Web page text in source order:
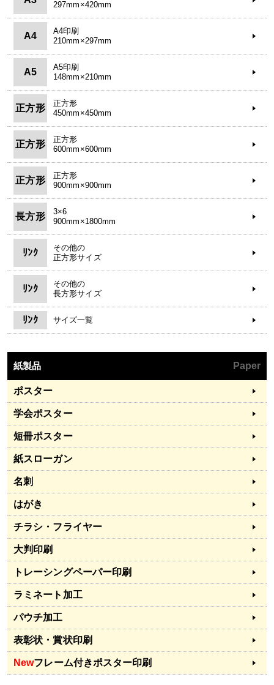
297mm×420mm
A4
A4印刷
210mm×297mm
A5
A5印刷
148mm×210mm
正方形
正方形
450mm×450mm
正方形
正方形
600mm×600mm
正方形
正方形
900mm×900mm
長方形
3×6
900mm×1800mm
ﾘﾝｸ
その他の
正方形サイズ
ﾘﾝｸ
その他の
長方形サイズ
ﾘﾝｸ サイズ一覧
紙製品 Paper
ポスター
学会ポスター
短冊ポスター
紙スローガン
名刺
はがき
チラシ・フライヤー
大判印刷
トレーシングペーパー印刷
ラミネート加工
パウチ加工
表彰状・賞状印刷
Newフレーム付きポスター印刷